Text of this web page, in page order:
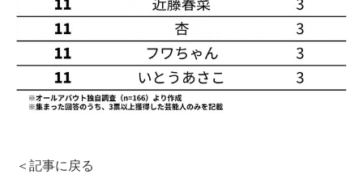
＜記事に戻る